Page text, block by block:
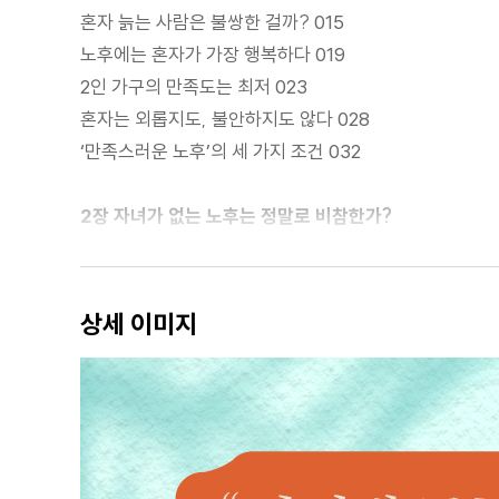
혼자 늙는 사람은 불쌍한 걸까? 015
노후에는 혼자가 가장 행복하다 019
2인 가구의 만족도는 최저 023
혼자는 외롭지도, 불안하지도 않다 028
‘만족스러운 노후’의 세 가지 조건 032
2장 자녀가 없는 노후는 정말로 비참한가?
100세 시대, 죽음에 대한 생각이 바뀌고 있다 044
마지막은 병원이 아니라 집에서 047
노인의 상태가 위급해 보이면 반드시 119를 불러야 할까
자식에게는 감당할 수 있을 만큼의 부담만 남기자 056
3장 시설에서 죽기 원하는 노인은 없다
상세 이미지